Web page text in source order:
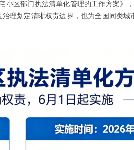
小区部门执法清单化管理的工作方案》
理划定清晰权责边界，也为全国同类城